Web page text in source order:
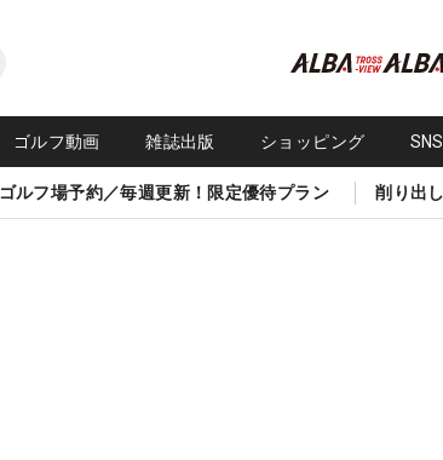
ゴルフ動画 雑誌出版 ショッピング
ゴルフ場予約／毎週更新！限定優待プラン 削り出